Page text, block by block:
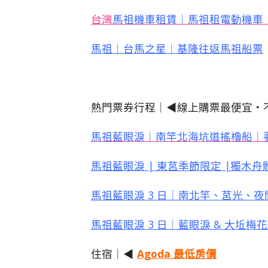
台灣馬祖機車租賃｜馬祖租電動機
馬祖｜台馬之星｜基隆往返馬祖船票
熱門票券行程｜◀線上購票最便宜・
馬祖藍眼淚｜南竿北海坑道搖櫓船｜
馬祖藍眼淚 | 東莒季節限定 |獨木舟
馬祖藍眼淚 3 日｜南北竿、莒光、
馬祖藍眼淚 3 日｜藍眼淚 & 大坵梅
住宿｜◀ Agoda 最低房價